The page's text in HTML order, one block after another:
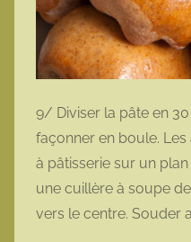
9/ Diviser la pâte en
façonner en boule. Les
à pâtisserie sur un
une cuillère à soupe
vers le centre. Souder